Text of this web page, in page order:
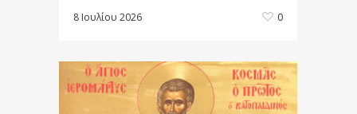
8 Ιουλίου 2026 0